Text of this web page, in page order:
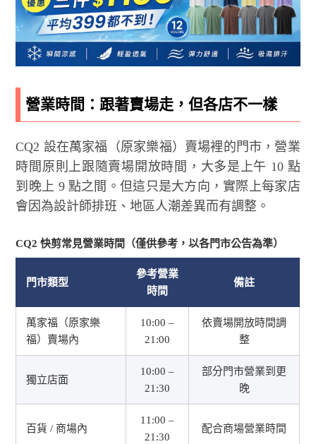
營業時間：跟著賣場走，但各店不一樣
CQ2 設在萬家福（原家樂福）賣場裡的門市，營業
時間原則上跟隨賣場開放時間，大多是上午 10 點
到晚上 9 點之間。但這只是大方向，實際上每家店
會因為設計師排班、地區人潮差異而有調整。
CQ2 快剪常見營業時間（僅供參考，以各門市公告為準）
門市類型
參考營業
時間
備註
萬家福（原家樂
福）賣場內
10:00 –
21:00
依賣場開放時間調
整
獨立店面
10:00 –
21:30
部分門市營業到更
晚
百貨 / 商場內
11:00 –
21:30
配合商場營業時間